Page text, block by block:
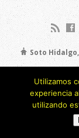
Soto Hidalgo,
Utilizamos
experiencia
utilizando